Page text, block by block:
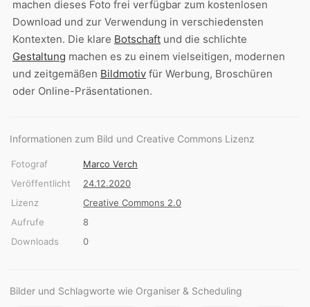
machen dieses Foto frei verfügbar zum kostenlosen
Download und zur Verwendung in verschiedensten
Kontexten. Die klare Botschaft und die schlichte
Gestaltung machen es zu einem vielseitigen, modernen
und zeitgemäßen Bildmotiv für Werbung, Broschüren
oder Online-Präsentationen.
Informationen zum Bild und Creative Commons Lizenz
Fotograf
Marco Verch
Veröffentlicht
24.12.2020
Lizenz
Creative Commons 2.0
Aufrufe
8
Downloads
0
Bilder und Schlagworte wie Organiser & Scheduling